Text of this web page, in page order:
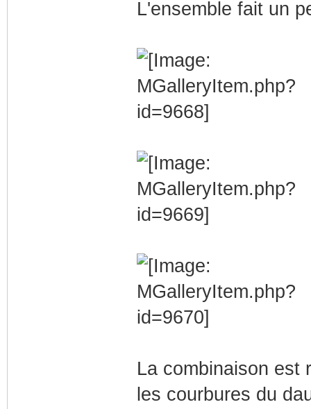
L'ensemble fait un
La combinaison est
les courbures du